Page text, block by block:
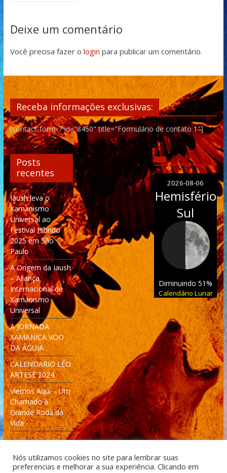
Deixe um comentário
Você precisa fazer o login para publicar um comentário.
Receba informações exclusivas:
[contact-form-7 id="8450" title="Formulário de contato 1"]
Posts
recentes
Iaush leva o
Xamanismo
Universal ao
Festival Híbrido
2025 em São
Paulo
A Origem da Iaush
– Aliança
Internacional de
Xamanismo
Universal
A JORNADA
XAMANICA VOO
DA ÁGUIA
CALENDARIO LÉO
ARTESE 2024
Viemos Aqui – Um
Chamado à
Grande Roda da
Vida
2026-08-06
Hemisfério
Sul
Diminuindo 51%
Calendário Lunar
Nós utilizamos cookies no site para lembrar suas
preferencias e melhorar a sua experiência. Clicando em